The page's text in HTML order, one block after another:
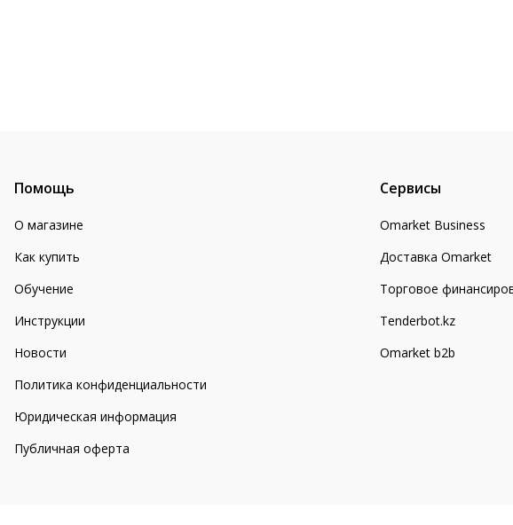
Помощь
О магазине
Как купить
Обучение
Инструкции
Новости
Политика конфиденциальности
Юридическая информация
Публичная оферта
Сервисы
Omarket Business
Доставка Omarket
Торговое
Tenderbot.kz
Omarket b2b